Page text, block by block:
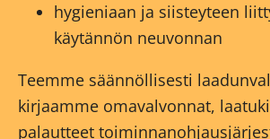
hygieniaan ja siisteyteen
käytännön neuvonnan
Teemme säännöllisesti
kirjaamme omavalvonnat,
palautteet